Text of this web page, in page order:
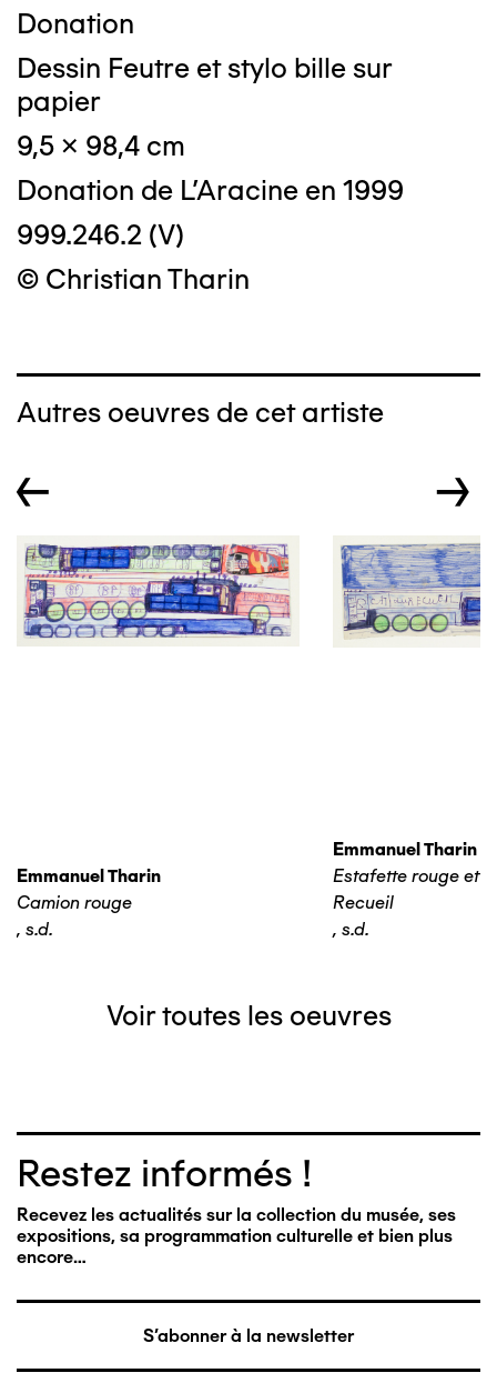
Donation
Dessin Feutre et stylo bille sur
papier
9,5 x 98,4 cm
Donation de L'Aracine en 1999
999.246.2 (V)
© Christian Tharin
Autres oeuvres de cet artiste
← →
Emmanuel Tharin
Camion rouge
, s.d.
Emmanuel Tharin
Estafette rouge et
Recueil
, s.d.
Voir toutes les oeuvres
Restez informés !
Recevez les actualités sur la collection du musée, ses
expositions, sa programmation culturelle et bien plus
encore…
S'abonner à la newsletter